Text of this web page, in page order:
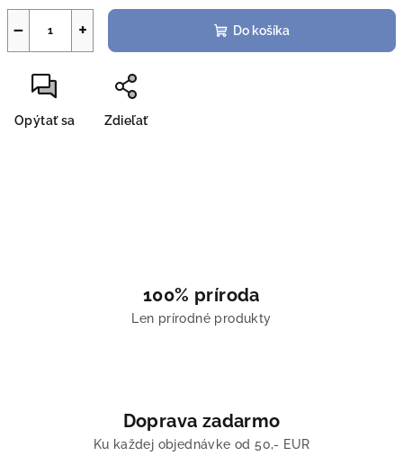
+
− Do košíka
Opýtať sa Zdieľať
100% príroda
Len prírodné produkty
Doprava zadarmo
Ku každej objednávke od 50,- EUR